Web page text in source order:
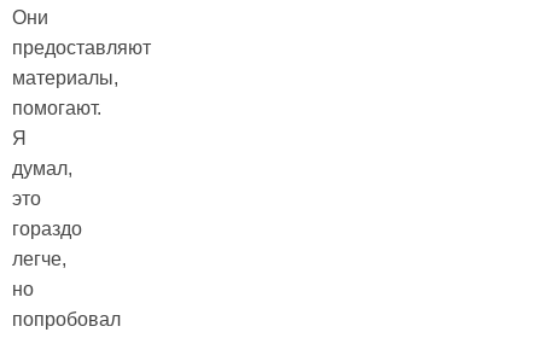
Они
предоставляют
материалы,
помогают.
Я
думал,
это
гораздо
легче,
но
попробовал